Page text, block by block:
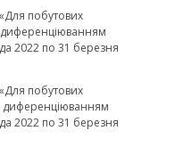
побутових
2022 по 31 березня
побутових
диференціюванням
2022 по 31 березня